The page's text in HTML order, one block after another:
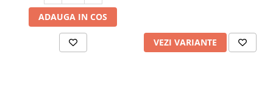
ADAUGA IN COS
VEZI VARIANTE